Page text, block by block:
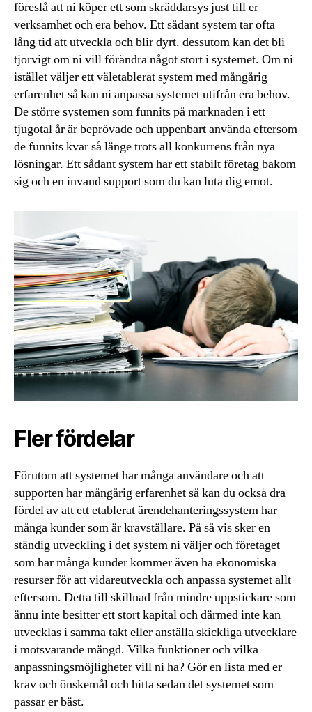
föreslå att ni köper ett som skräddarsys just till er
verksamhet och era behov. Ett sådant system tar ofta
lång tid att utveckla och blir dyrt. dessutom kan det bli
tjorvigt om ni vill förändra något stort i systemet. Om ni
istället väljer ett väletablerat system med mångårig
erfarenhet så kan ni anpassa systemet utifrån era behov.
De större systemen som funnits på marknaden i ett
tjugotal år är beprövade och uppenbart använda eftersom
de funnits kvar så länge trots all konkurrens från nya
lösningar. Ett sådant system har ett stabilt företag bakom
sig och en invand support som du kan luta dig emot.
Fler fördelar
Förutom att systemet har många användare och att
supporten har mångårig erfarenhet så kan du också dra
fördel av att ett etablerat ärendehanteringssystem har
många kunder som är kravställare. På så vis sker en
ständig utveckling i det system ni väljer och företaget
som har många kunder kommer även ha ekonomiska
resurser för att vidareutveckla och anpassa systemet allt
eftersom. Detta till skillnad från mindre uppstickare som
ännu inte besitter ett stort kapital och därmed inte kan
utvecklas i samma takt eller anställa skickliga utvecklare
i motsvarande mängd. Vilka funktioner och vilka
anpassningsmöjligheter vill ni ha? Gör en lista med er
krav och önskemål och hitta sedan det systemet som
passar er bäst.